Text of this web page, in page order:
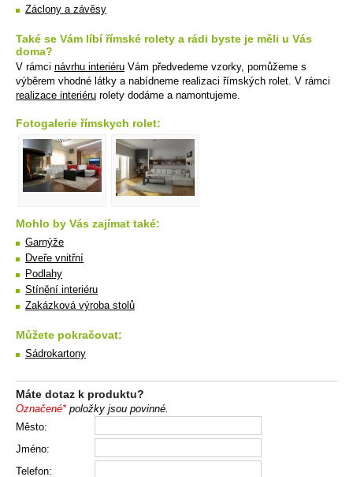
Záclony a závěsy
Také se Vám líbí římské rolety a rádi byste je měli u Vás
doma?
V rámci návrhu interiéru Vám předvedeme vzorky, pomůžeme s
výběrem vhodné látky a nabídneme realizaci římských rolet. V rámci
realizace interiéru rolety dodáme a namontujeme.
Fotogalerie římskych rolet:
Mohlo by Vás zajímat také:
Garnýže
Dveře vnitřní
Podlahy
Stínění interiéru
Zakázková výroba stolů
Můžete pokračovat:
Sádrokartony
Máte dotaz k produktu?
Označené*položky jsou povinné.
Město:
Jméno:
Telefon: